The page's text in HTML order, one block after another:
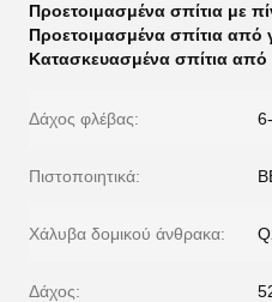
Προετοιμασμένα σπίτια με
Προετοιμασμένα σπίτια από
Κατασκευασμένα σπίτια από
Δάχος φλέβας:
Πιστοποιητικά:
Χάλυβα δομικού άνθρακα:
Δάχος: